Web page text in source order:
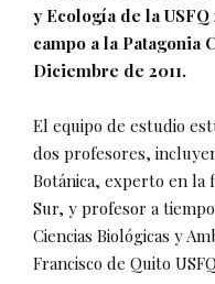
y Ecología de la
campo a la Patagonia
Diciembre de 2011.
El equipo de estudio
dos profesores,
Botánica, experto en la
Sur, y profesor a
Ciencias Biológicas y
Francisco de Quito